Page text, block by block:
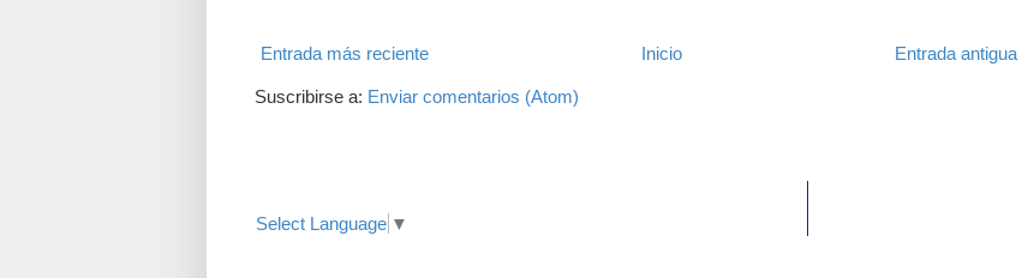
Entrada más reciente Entrada antigua
Inicio
Suscribirse a: Enviar comentarios (Atom)
Select Language ▼